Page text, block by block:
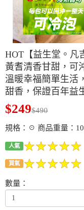
HOT【益生堂。凡
黃耆清香甘甜，可
溫暖幸福簡單生活
甜香，保證百年益
$249$490
規格：☉ 商品重量：
人氣
買氣
數量：